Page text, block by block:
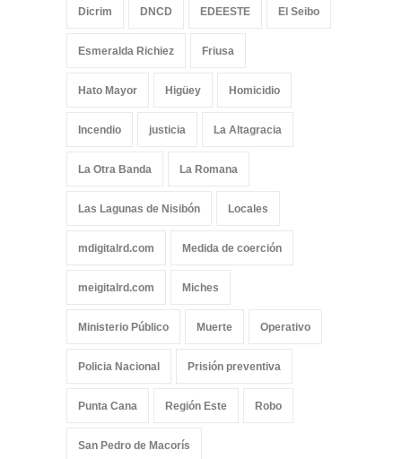
Dicrim DNCD EDEESTE El Seibo
Esmeralda Richiez Friusa
Hato Mayor Higüey Homicidio
Incendio justicia La Altagracia
La Otra Banda La Romana
Las Lagunas de Nisibón Locales
mdigitalrd.com Medida de coerción
meigitalrd.com Miches
Ministerio Público Muerte Operativo
Policia Nacional Prisión preventiva
Punta Cana Región Este Robo
San Pedro de Macorís